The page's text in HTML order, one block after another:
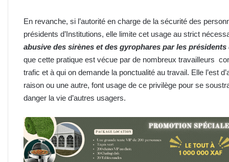
En revanche, si l’autorité en charge de la sécurité des
présidents d’Institutions, elle limite cet usage au strict
abusive des sirènes et des gyrophares par les
que cette pratique est vécue par de nombreux travailleurs
trafic et à qui on demande la ponctualité au travail. Elle l’est
raison ou une autre, font usage de ce privilège pour se
danger la vie d’autres usagers.